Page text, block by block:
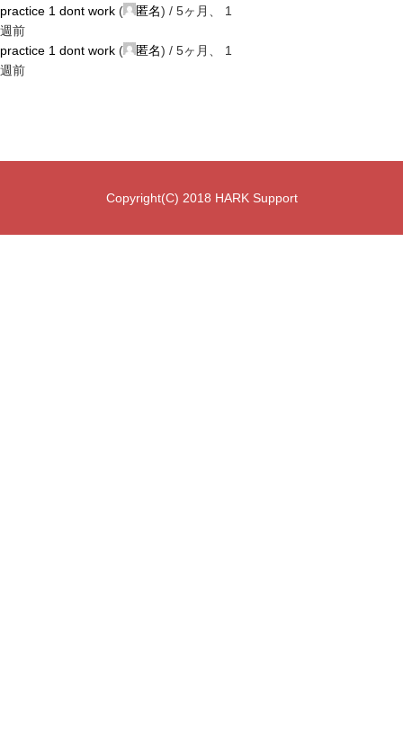
practice 1 dont work ( 匿名) / 5ヶ月、 1
週前
practice 1 dont work ( 匿名) / 5ヶ月、 1
週前
Copyright(C) 2018 HARK Support